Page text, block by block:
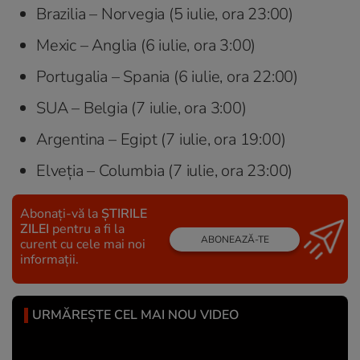
Brazilia – Norvegia (5 iulie, ora 23:00)
Mexic – Anglia (6 iulie, ora 3:00)
Portugalia – Spania (6 iulie, ora 22:00)
SUA – Belgia (7 iulie, ora 3:00)
Argentina – Egipt (7 iulie, ora 19:00)
Elveția – Columbia (7 iulie, ora 23:00)
Abonați-vă la ȘTIRILE
ZILEI pentru a fi la
curent cu cele mai noi
informații.
ABONEAZĂ-TE
URMĂREȘTE CEL MAI NOU VIDEO